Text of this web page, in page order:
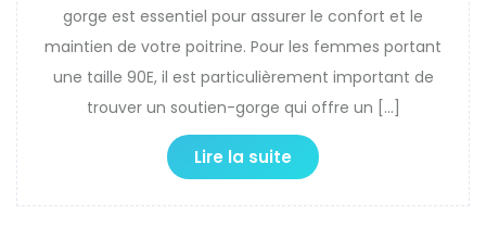
gorge est essentiel pour assurer le confort et le
maintien de votre poitrine. Pour les femmes portant
une taille 90E, il est particulièrement important de
trouver un soutien-gorge qui offre un […]
Lire la suite